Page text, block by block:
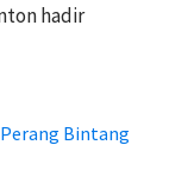
hadir
Bintang